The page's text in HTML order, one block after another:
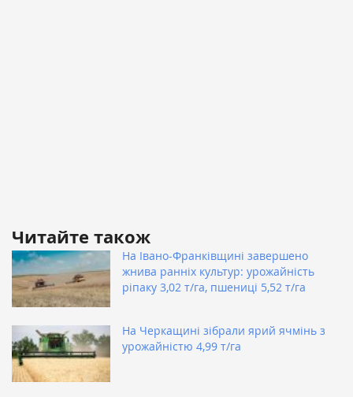
Читайте також
На Івано-Франківщині завершено
жнива ранніх культур: урожайність
ріпаку 3,02 т/га, пшениці 5,52 т/га
На Черкащині зібрали ярий ячмінь з
урожайністю 4,99 т/га